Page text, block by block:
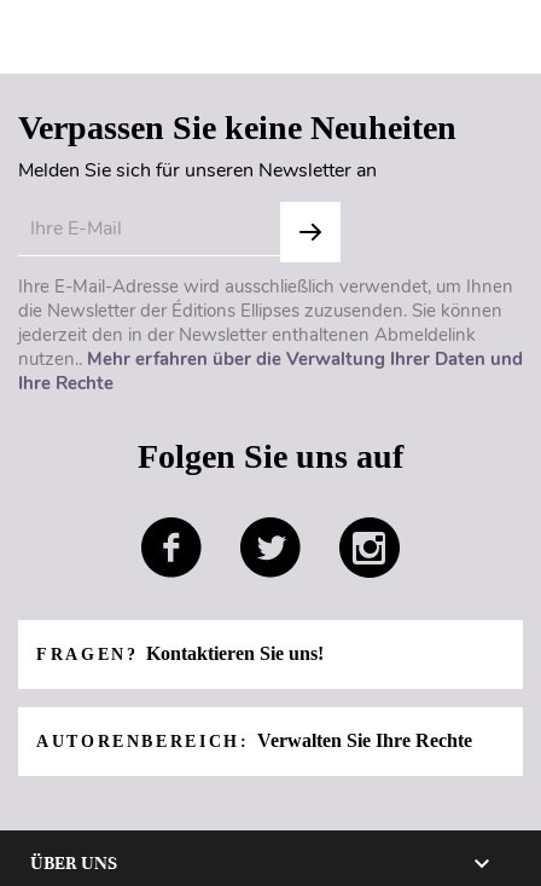
Verpassen Sie keine Neuheiten
Melden Sie sich für unseren Newsletter an
Ihre E-Mail-Adresse wird ausschließlich verwendet, um Ihnen
die Newsletter der Éditions Ellipses zuzusenden. Sie können
jederzeit den in der Newsletter enthaltenen Abmeldelink
nutzen.. Mehr erfahren über die Verwaltung Ihrer Daten und
Ihre Rechte
Folgen Sie uns auf
FRAGEN?Kontaktieren Sie uns!
AUTORENBEREICH:Verwalten Sie Ihre Rechte
ÜBER UNS 